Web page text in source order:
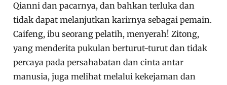
Qianni dan pacarnya, dan bahkan terluka dan
tidak dapat melanjutkan karirnya sebagai pemain.
Caifeng, ibu seorang pelatih, menyerah! Zitong,
yang menderita pukulan berturut-turut dan tidak
percaya pada persahabatan dan cinta antar
manusia, juga melihat melalui kekejaman dan